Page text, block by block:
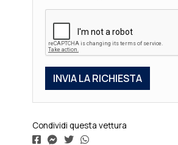
Condividi questa vettura